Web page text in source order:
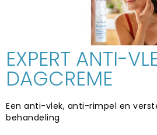
EXPERT ANTI-
DAGCREME
Een anti-vlek, anti-rimpel en
behandeling